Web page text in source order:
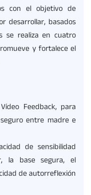
con el objetivo de
desarrollar, basados
se realiza en cuatro
y fortalece el
Feedback, para
entre madre e
de sensibilidad
la base segura, el
de autorreflexión